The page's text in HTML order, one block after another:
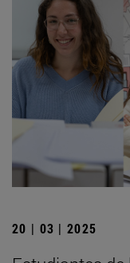
20 | 03 | 2025